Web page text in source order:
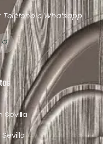
Teléfono o Whatsapp
Sevilla